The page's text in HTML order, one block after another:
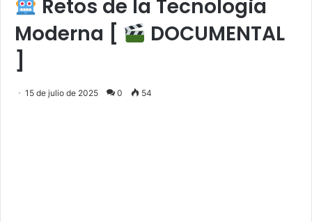
Retos de la Tecnologia
Moderna [
DOCUMENTAL
]
15 de julio de 2025 0 54